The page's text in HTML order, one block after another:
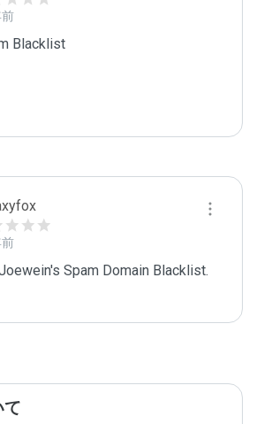
Blacklist
Spam Domain Blacklist.